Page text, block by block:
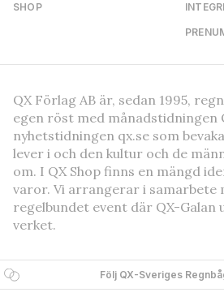
SHOP
QX Förlag AB är, sedan 1995,
egen röst med månadstidningen
nyhetstidningen qx.se som
lever i och den kultur och de
om. I QX Shop finns en mängd
varor. Vi arrangerar i samarbete
regelbundet event där QX-Galan
verket.
Följ QX-Sveriges